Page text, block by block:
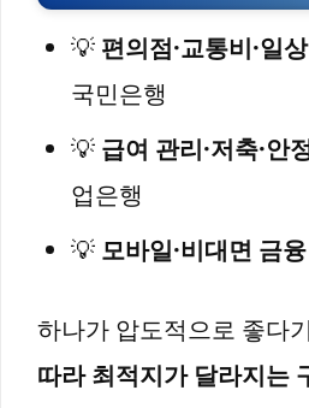
💡 편의점·교통비·일
국민은행
💡 급여 관리·저축·안
업은행
💡 모바일·비대면 금
하나가 압도적으로 좋다
따라 최적지가 달라지는